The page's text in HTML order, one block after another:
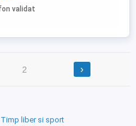
TEHNICE: COD PRODUS -
validat
2 ›
Timp liber si sport